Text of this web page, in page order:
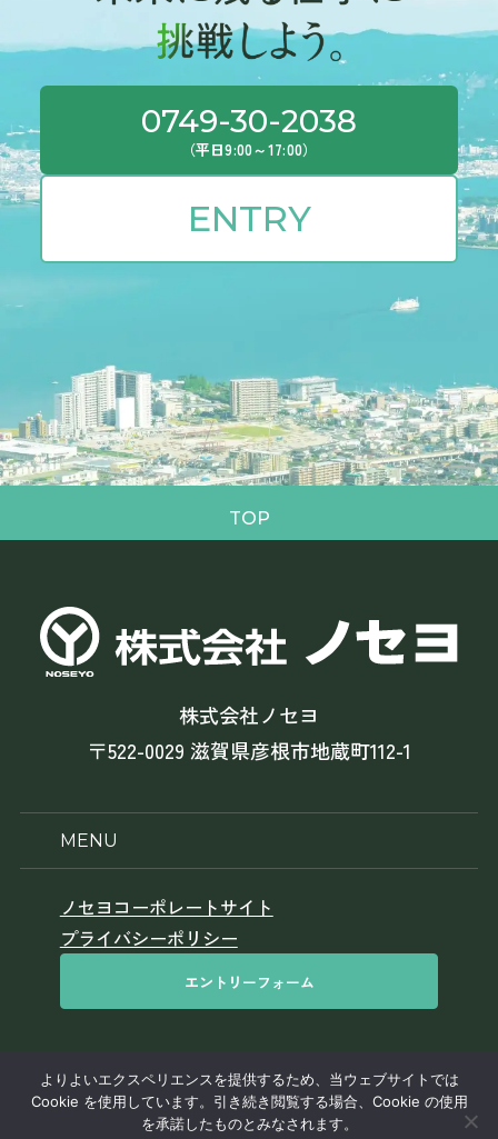
しています！ ▼ 先輩たちの体験記や詳細はこちらからチェ
ック！ ｜CULTURE｜2025年度🍉高校生のインターンシップ
実習の受け入れをしました！ ▼2028卒対象のインターンシ
ップの詳細はこちら！ ｜INTERNSHIP｜【株式会社ノセヨイ
ンターンシップ2028】技術で未来を拓く、情熱と挑戦に出
会う。
最高のコミュニケーションの場になりました。 ◆ ノセヨ
は、一緒に走る「仲間」を募集しています マラソンも仕事
も、大切なのは順位よりも「みんなでバトンをつなぐこ
と」。 こうして世代を超えて一つのことに熱くなれるの
が、私たちの自慢です。 「ちょっと楽しそうだな」「一緒
に走ってみたいな（あ、もちろん打ち上げだけでも！）」
と思ったあなた。 来年は、私たちと一緒にタスキを繋いで
みませんか？ 新しい仲間にお会いできるのを、メンバー一
同楽しみに待っています！💪 🏃昨年の挑戦はこちら🏃 ｜
0749-30-2038
（平日9:00～17:00）
ENTRY
TOP
株式会社ノセヨ
〒522-0029 滋賀県彦根市地蔵町112-1
MENU
ノセヨコーポレートサイト
プライバシーポリシー
エントリーフォーム
このサイトはreCAPTCHAによって保護されており、Googleの プライ
バシーポリシー
と利用規約が適用されます。
よりよいエクスペリエンスを提供するため、当ウェブサイトでは
Cookie を使用しています。引き続き閲覧する場合、Cookie の使用
を承諾したものとみなされます。